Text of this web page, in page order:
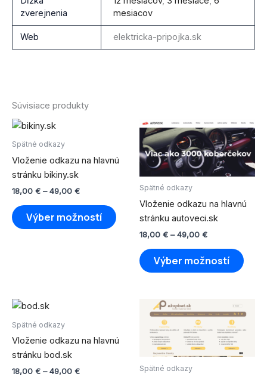
zverejnenia
mesiacov
Web elektricka-pripojka.sk
Súvisiace produkty
Spätné odkazy
Vloženie odkazu na hlavnú
stránku bikiny.sk
18,00 € – 49,00 €
49,00 €
Výber možností
produkt
variantov.
si
vybrať
stránke
Spätné odkazy
Vloženie odkazu na hlavnú
stránku autoveci.sk
18,00 € – 49,00 €
Price
range:
18,00 €
through
49,00 €
Výber možností
Tento
má
Spätné odkazy
Vloženie odkazu na hlavnú
stránku bod.sk
18,00 € – 49,00 €
49,00 €
Spätné odkazy
range:
18,00 €
through
49,00 €